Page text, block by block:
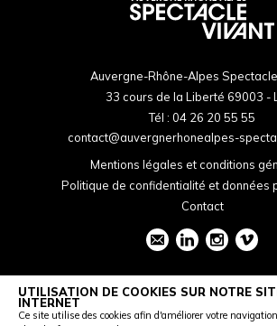
Auvergne-Rhône-Alpes
33 cours de la Liberté 69003 -
Tél : 04 26 20 55 55
contact@auvergnerhonealpes-
Mentions légales et conditions
Politique de confidentialité et données
Contact
UTILISATION DE COOKIES SUR NOTRE
INTERNET
Ce site utilise des cookies afin d'améliorer votre